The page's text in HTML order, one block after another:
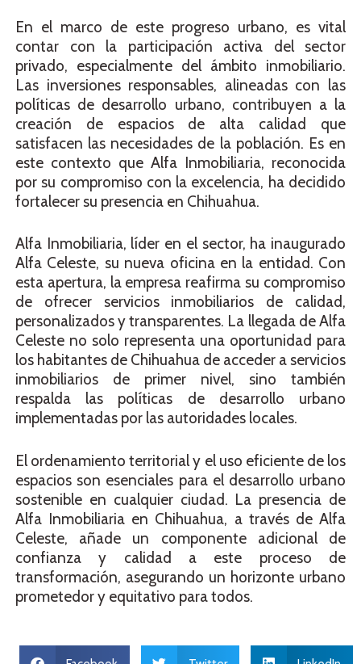
En el marco de este progreso urbano, es vital
contar con la participación activa del sector
privado, especialmente del ámbito inmobiliario.
Las inversiones responsables, alineadas con las
políticas de desarrollo urbano, contribuyen a la
creación de espacios de alta calidad que
satisfacen las necesidades de la población. Es en
este contexto que Alfa Inmobiliaria, reconocida
por su compromiso con la excelencia, ha decidido
fortalecer su presencia en Chihuahua.
Alfa Inmobiliaria, líder en el sector, ha inaugurado
Alfa Celeste, su nueva oficina en la entidad. Con
esta apertura, la empresa reafirma su compromiso
de ofrecer servicios inmobiliarios de calidad,
personalizados y transparentes. La llegada de Alfa
Celeste no solo representa una oportunidad para
los habitantes de Chihuahua de acceder a servicios
inmobiliarios de primer nivel, sino también
respalda las políticas de desarrollo urbano
implementadas por las autoridades locales.
El ordenamiento territorial y el uso eficiente de los
espacios son esenciales para el desarrollo urbano
sostenible en cualquier ciudad. La presencia de
Alfa Inmobiliaria en Chihuahua, a través de Alfa
Celeste, añade un componente adicional de
confianza y calidad a este proceso de
transformación, asegurando un horizonte urbano
prometedor y equitativo para todos.